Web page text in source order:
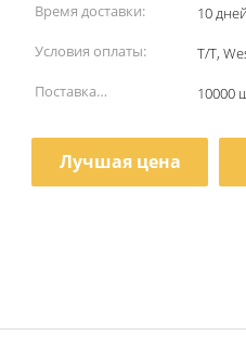
Время доставки:
10 дней
Условия оплаты:
T/T,
Поставка
10000
Лучшая цена